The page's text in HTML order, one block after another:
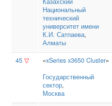
Национальный
технический
университет имени
К.И. Сатпаева,
Алматы
45 ▽ «xSeries x3650 Cluster»
Государственный
сектор,
Москва